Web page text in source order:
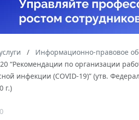
Информационно-правовое
“Рекомендации по организации
инфекции (COVID-19)” (утв.
г.)